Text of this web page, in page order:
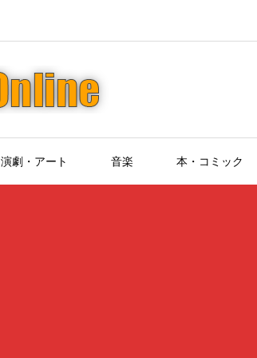
演劇・アート 音楽 本・コミック